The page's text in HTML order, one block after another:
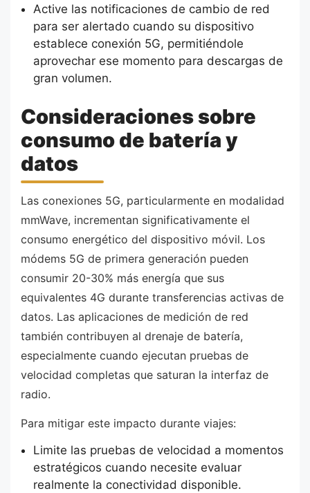
Active las notificaciones de cambio de red
para ser alertado cuando su dispositivo
establece conexión 5G, permitiéndole
aprovechar ese momento para descargas de
gran volumen.
Consideraciones sobre
consumo de batería y
datos
Las conexiones 5G, particularmente en modalidad
mmWave, incrementan significativamente el
consumo energético del dispositivo móvil. Los
módems 5G de primera generación pueden
consumir 20-30% más energía que sus
equivalentes 4G durante transferencias activas de
datos. Las aplicaciones de medición de red
también contribuyen al drenaje de batería,
especialmente cuando ejecutan pruebas de
velocidad completas que saturan la interfaz de
radio.
Para mitigar este impacto durante viajes:
Limite las pruebas de velocidad a momentos
estratégicos cuando necesite evaluar
realmente la conectividad disponible.